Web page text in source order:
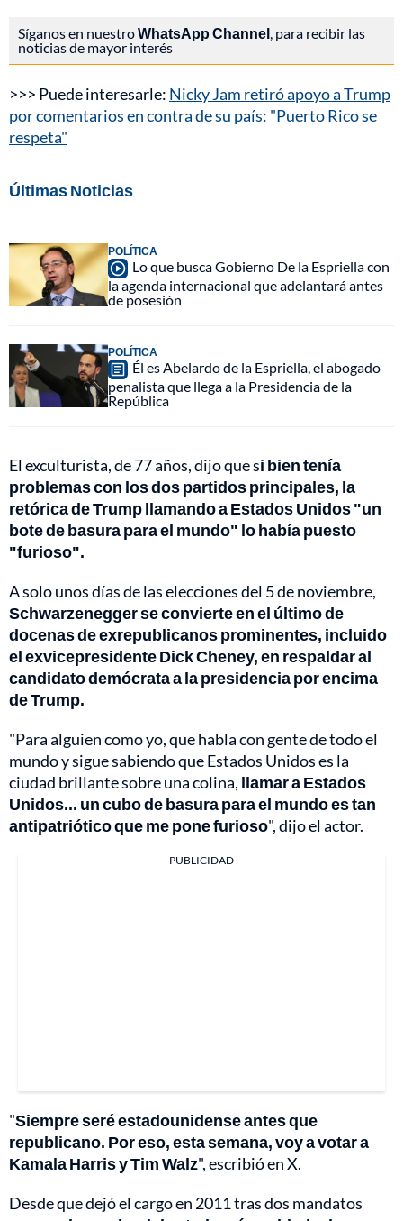
Síganos en nuestroWhatsApp Channel, para recibir las
noticias de mayor interés
>>> Puede interesarle: Nicky Jam retiró apoyo a Trump
por comentarios en contra de su país: "Puerto Rico se
respeta"
Últimas Noticias
POLÍTICA
Lo que busca Gobierno De la Espriella con
la agenda internacional que adelantará antes
de posesión
POLÍTICA
Él es Abelardo de la Espriella, el abogado
penalista que llega a la Presidencia de la
República
El exculturista, de 77 años, dijo que si bien tenía
problemas con los dos partidos principales, la
retórica de Trump llamando a Estados Unidos "un
bote de basura para el mundo" lo había puesto
"furioso".
A solo unos días de las elecciones del 5 de noviembre,
Schwarzenegger se convierte en el último de
docenas de exrepublicanos prominentes, incluido
el exvicepresidente Dick Cheney, en respaldar al
candidato demócrata a la presidencia por encima
de Trump.
"Para alguien como yo, que habla con gente de todo el
mundo y sigue sabiendo que Estados Unidos es la
ciudad brillante sobre una colina, llamar a Estados
Unidos... un cubo de basura para el mundo es tan
antipatriótico que me pone furioso", dijo el actor.
PUBLICIDAD
"Siempre seré estadounidense antes que
republicano. Por eso, esta semana, voy a votar a
Kamala Harris y Tim Walz", escribió en X.
Desde que dejó el cargo en 2011 tras dos mandatos